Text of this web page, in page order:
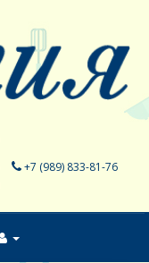
+7 (989) 833-81-76